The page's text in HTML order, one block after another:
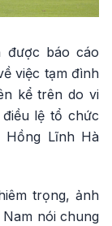
được báo cáo
việc tạm đình
kể trên do vi
lệ tổ chức
Hồng Lĩnh Hà
trọng, ảnh
nói chung